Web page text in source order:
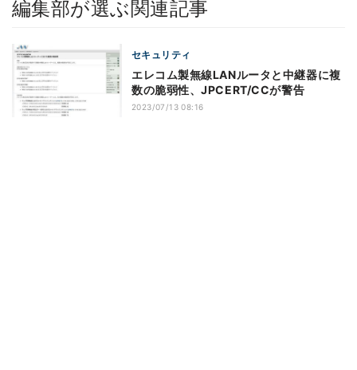
編集部が選ぶ関連記事
セキュリティ
エレコム製無線LANルータと中継器に複
数の脆弱性、JPCERT/CCが警告
2023/07/13 08:16